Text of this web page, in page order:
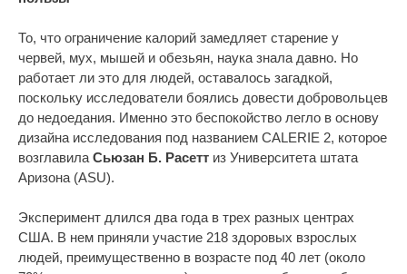
То, что ограничение калорий замедляет старение у
червей, мух, мышей и обезьян, наука знала давно. Но
работает ли это для людей, оставалось загадкой,
поскольку исследователи боялись довести добровольцев
до недоедания. Именно это беспокойство легло в основу
дизайна исследования под названием CALERIE 2, которое
возглавила Сьюзан Б. Расетт из Университета штата
Аризона (ASU).
Эксперимент длился два года в трех разных центрах
США. В нем приняли участие 218 здоровых взрослых
людей, преимущественно в возрасте под 40 лет (около